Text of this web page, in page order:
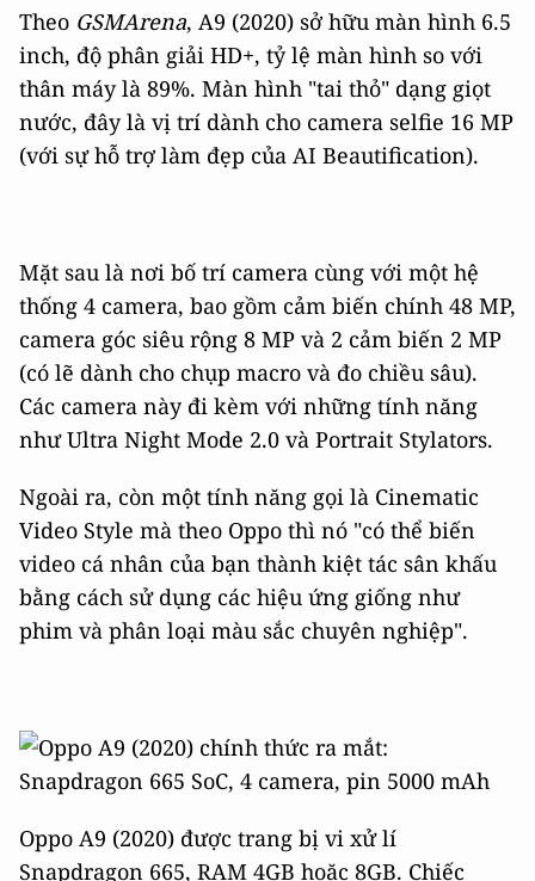
Theo GSMArena, A9 (2020) sở hữu màn hình 6.5
inch, độ phân giải HD+, tỷ lệ màn hình so với
thân máy là 89%. Màn hình "tai thỏ" dạng giọt
nước, đây là vị trí dành cho camera selfie 16 MP
(với sự hỗ trợ làm đẹp của AI Beautification).
Mặt sau là nơi bố trí camera cùng với một hệ
thống 4 camera, bao gồm cảm biến chính 48 MP,
camera góc siêu rộng 8 MP và 2 cảm biến 2 MP
(có lẽ dành cho chụp macro và đo chiều sâu).
Các camera này đi kèm với những tính năng
như Ultra Night Mode 2.0 và Portrait Stylators.
Ngoài ra, còn một tính năng gọi là Cinematic
Video Style mà theo Oppo thì nó "có thể biến
video cá nhân của bạn thành kiệt tác sân khấu
bằng cách sử dụng các hiệu ứng giống như
phim và phân loại màu sắc chuyên nghiệp".
Oppo A9 (2020) được trang bị vi xử lí
Snapdragon 665, RAM 4GB hoặc 8GB. Chiếc